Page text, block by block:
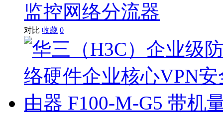
监控网络分流器
对比 收藏 0